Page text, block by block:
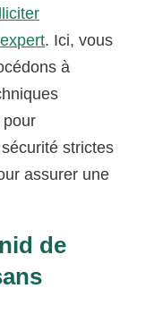
. Ici, vous
à
pour
strictes
assurer une
de